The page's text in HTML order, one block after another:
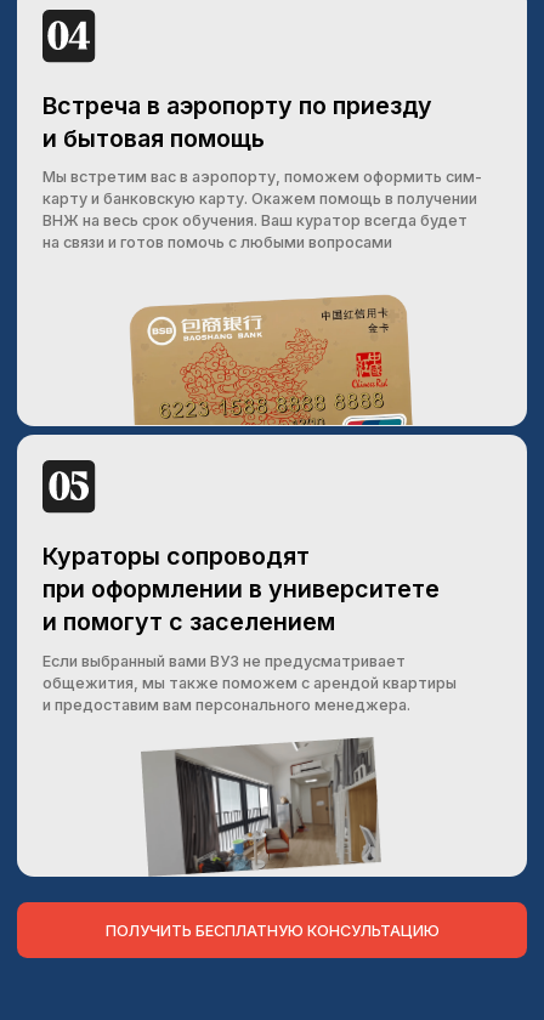
предлагают программы на английском языке для
иностранных студентов. Однако доступность таких
программ может различаться в зависимости от
обучения. Желающим учиться в Китае на другом
языке, рекомендуется заранее исследовать
программы обучения и требования для поступления
Время ответа университета может существенно
варьироваться в зависимости от конкретной
ситуации. На обработку заявлений о поступлении
обычно требуется несколько недель до нескольких
месяцев. Ответ может быть получен быстрее или
занимать больше времени в зависимости от
различных факторов, таких как количество
поданных заявлений, процесс обработки
университета, сроки подачи документов и т. д.
Сколько времени нужно, чтобы
достичь уровень HSK4 ?
Время, необходимое для достижения уровня HSK4
(Hanyu Shuiping Kaoshi - китайская система оценки
владения китайским языком), может сильно
различаться в зависимости от ряда факторов, таких
как интенсивность обучения, ваша предыдущая
подготовка и опыт в изучении китайского языка, а
также ваша способность к языковому обучению.
Обычно для достижения уровня HSK4 требуется от
одного до двух лет систематического обучения.
Если вы уделяете достаточно времени на изучение
китайского языка, посещаете занятия, активно
участвуете в разговорной практике и регулярно
этого уровня за год или даже быстрее. Однако это
приблизительная оценка, и каждый человек может